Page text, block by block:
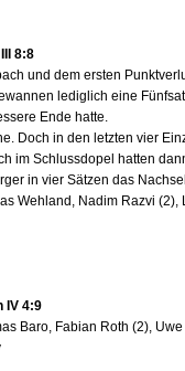
8:8
und dem ersten
lediglich eine
Ende hatte.
Doch in den letzten vier
im Schlussdopel hatten
in vier Sätzen das
Wehland, Nadim Razvi
IV 4:9
Baro, Fabian Roth (2),